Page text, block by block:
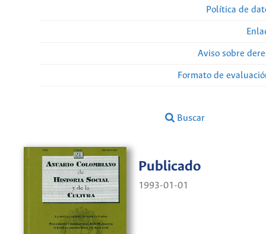
Política de
Aviso sobre
Formato de
Buscar
Publicado
1993-01-01